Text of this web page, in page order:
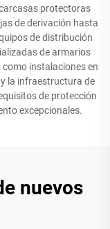
protectoras
de derivación hasta
de distribución
de armarios
instalaciones en
la infraestructura de
de protección
excepcionales.
nuevos